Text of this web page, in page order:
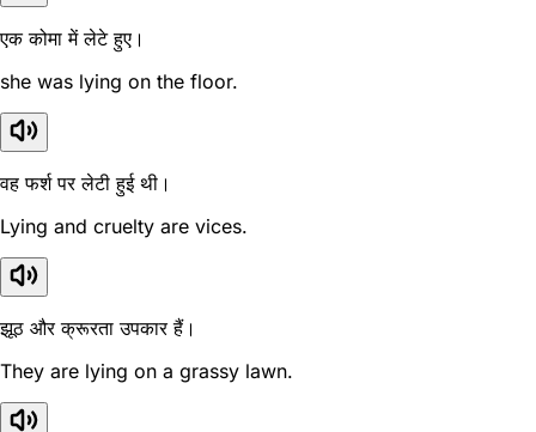
एक कोमा में लेटे हुए।
she was lying on the floor.
वह फर्श पर लेटी हुई थी।
Lying and cruelty are vices.
झूठ और क्रूरता उपकार हैं।
They are lying on a grassy lawn.